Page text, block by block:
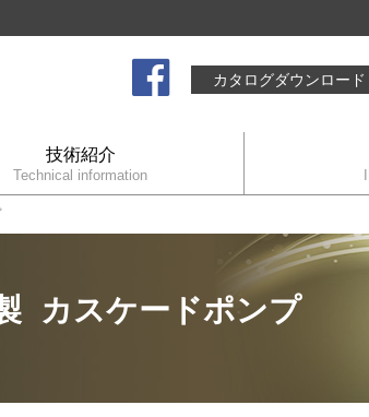
カタログダウンロード
技術紹介
Technical information
カスケードポンプ